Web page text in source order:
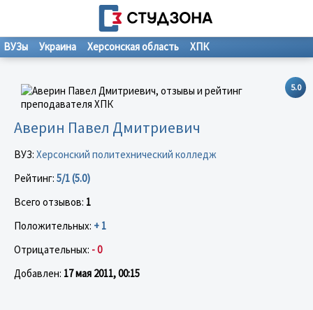
ВУЗы Украина Херсонская область ХПК
5.0
Аверин Павел Дмитриевич
ВУЗ: Херсонский политехнический колледж
Рейтинг: 5/1 (5.0)
Всего отзывов: 1
Положительных: + 1
Отрицательных: - 0
Добавлен: 17 мая 2011, 00:15